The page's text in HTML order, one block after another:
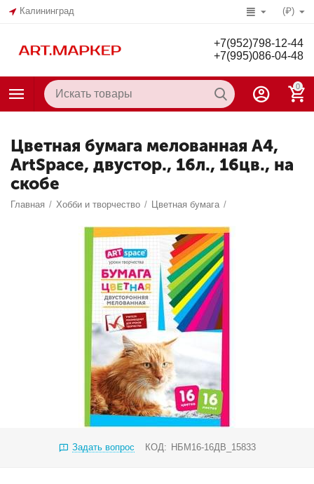
Калининград (₽)
+7(952)798-12-44
+7(995)086-04-48
0
Цветная бумага мелованная А4,
ArtSpace, двустор., 16л., 16цв., на
скобе
Главная / Хобби и творчество / Цветная бумага /
Задать вопрос КОД: НБМ16-16ДВ_15833